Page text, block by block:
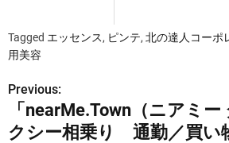
Tagged エッセンス, ピンテ, 北の達人コーポ
用美容
投
稿
Previous:
「nearMe.Town（ニアミ
クシー相乗り 通勤／買い